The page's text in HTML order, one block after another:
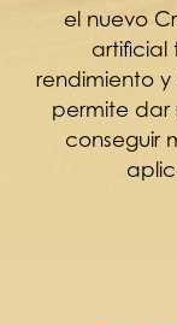
el nuevo
artificial
rendimiento
permite dar
conseguir